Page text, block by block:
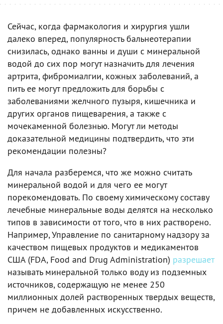
Сейчас, когда фармакология и хирургия ушли
далеко вперед, популярность бальнеотерапии
снизилась, однако ванны и души с минеральной
водой до сих пор могут назначить для лечения
артрита, фибромиалгии, кожных заболеваний, а
пить ее могут предложить для борьбы с
заболеваниями желчного пузыря, кишечника и
других органов пищеварения, а также с
мочекаменной болезнью. Могут ли методы
доказательной медицины подтвердить, что эти
рекомендации полезны?
Для начала разберемся, что же можно считать
минеральной водой и для чего ее могут
порекомендовать. По своему химическому составу
лечебные минеральные воды делятся на несколько
типов в зависимости от того, что в них растворено.
Например, Управление по санитарному надзору за
качеством пищевых продуктов и медикаментов
США (FDA, Food and Drug Administration) разрешает
называть минеральной только воду из подземных
источников, содержащую не менее 250
миллионных долей растворенных твердых веществ,
причем не добавленных искусственно.